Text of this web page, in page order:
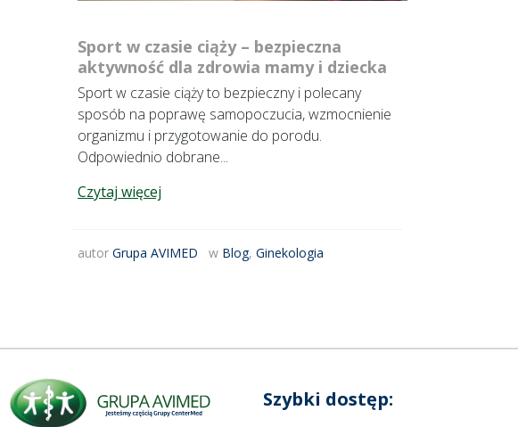
Sport w czasie ciąży – bezpieczna
aktywność dla zdrowia mamy i dziecka
Sport w czasie ciąży to bezpieczny i polecany
sposób na poprawę samopoczucia, wzmocnienie
organizmu i przygotowanie do porodu.
Odpowiednio dobrane...
Czytaj więcej
autor Grupa AVIMED w Blog, Ginekologia
Szybki dostęp: